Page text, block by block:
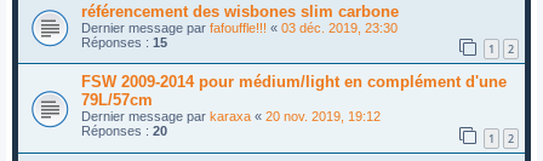
référencement des wisbones slim carbone
Dernier message par fafouffle!!! « 03 déc. 2019, 23:30
Réponses : 15 1 2
FSW 2009-2014 pour médium/light en complément d'une
79L/57cm
Dernier message par karaxa « 20 nov. 2019, 19:12
Réponses : 20 1 2